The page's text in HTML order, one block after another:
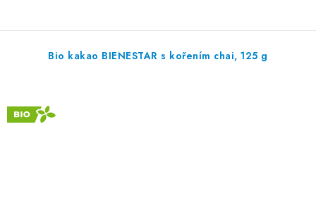
Bio kakao BIENESTAR s kořením chai, 125 g